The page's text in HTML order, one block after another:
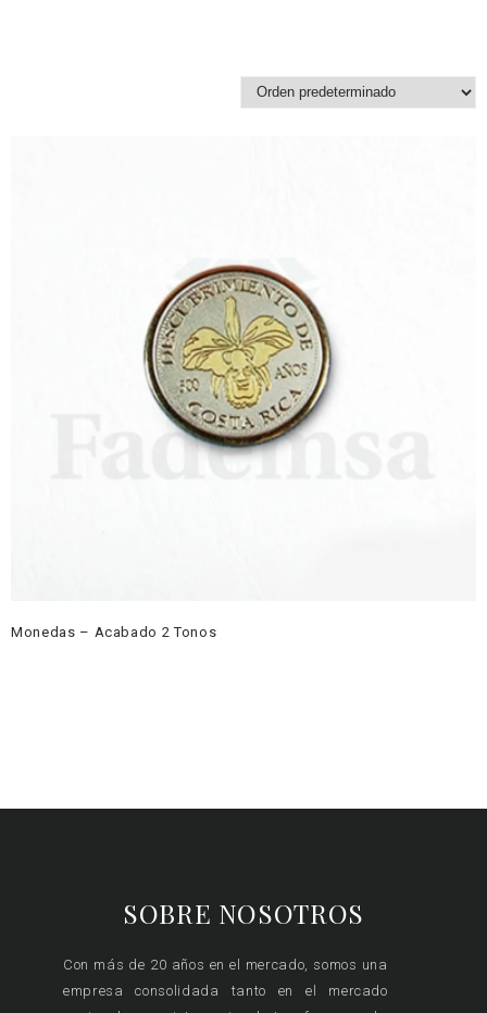
Monedas – Acabado 2 Tonos
SOBRE NOSOTROS
Con más de 20 años en el mercado, somos una
empresa consolidada tanto en el mercado